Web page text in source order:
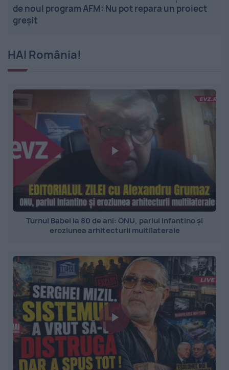
de noul program AFM: Nu pot repara un proiect
greșit
HAI România!
Turnul Babel la 80 de ani: ONU, pariul Infantino și
eroziunea arhitecturii multilaterale